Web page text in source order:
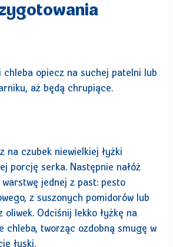
chleba opiecz na suchej patelni lub
aż będą chrupiące.
na czubek niewielkiej łyżki
porcję serka. Następnie nałóż
warstwę jednej z past: pesto
z suszonych pomidorów lub
oliwek. Odciśnij lekko łyżkę na
chleba, tworząc ozdobną smugę w
łuski.